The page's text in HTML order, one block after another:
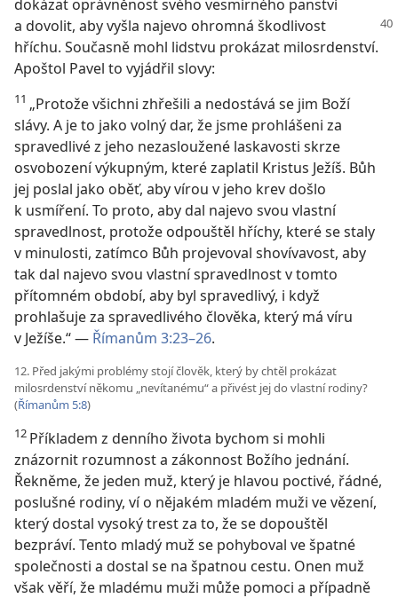
dokázat oprávněnost svého vesmírného panství
a dovolit, abyvyšla najevo ohromná škodlivost
hříchu. Současně mohl lidstvu prokázat milosrdenství.
Apoštol Pavel to vyjádřil slovy:
11 „Protože všichni zhřešili a nedostává se jim Boží
slávy. A je to jako volný dar, že jsme prohlášeni za
spravedlivé z jeho nezasloužené laskavosti skrze
osvobození výkupným, které zaplatil Kristus Ježíš. Bůh
jej poslal jako oběť, aby vírou v jeho krev došlo
k usmíření. To proto, aby dal najevo svou vlastní
spravedlnost, protože odpouštěl hříchy, které se staly
v minulosti, zatímco Bůh projevoval shovívavost, aby
tak dal najevo svou vlastní spravedlnost v tomto
přítomném období, aby byl spravedlivý, i když
prohlašuje za spravedlivého člověka, který má víru
v Ježíše.“ — Římanům 3:23–26.
12. Před jakými problémy stojí člověk, který by chtěl prokázat
milosrdenství někomu „nevítanému“ a přivést jej do vlastní rodiny?
(Římanům 5:8)
12 Příkladem z denního života bychom si mohli
znázornit rozumnost a zákonnost Božího jednání.
Řekněme, že jeden muž, který je hlavou poctivé, řádné,
poslušné rodiny, ví o nějakém mladém muži ve vězení,
který dostal vysoký trest za to, že se dopouštěl
bezpráví. Tento mladý muž se pohyboval ve špatné
společnosti a dostal se na špatnou cestu. Onen muž
však věří, že mladému muži může pomoci a případně